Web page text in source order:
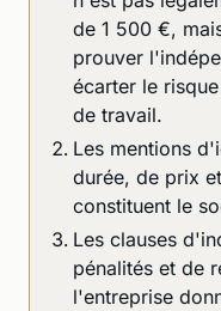
de 1 500 €,
prouver
écarter le
de travail.
Les mentions
durée, de prix
constituent le
Les clauses
pénalités et de
l'entreprise